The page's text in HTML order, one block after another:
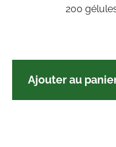
200
Ajouter au